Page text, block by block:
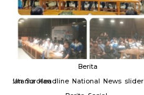
Sorotan Sorotan
Berita
Utama Headline National News slider